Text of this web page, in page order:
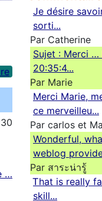
…
Je désire
sorti...
Par Catherine
Sujet : Merci …
20:35:4...
Par Marie
Merci Marie,
ce merveilleu...
Par carlos et
Wonderful,
weblog
Par สาระน่ารู้
Ꭲhat is really
skill...